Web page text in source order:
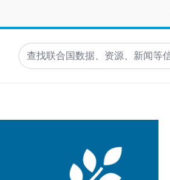
查找联合国数据、资源、新闻等信息